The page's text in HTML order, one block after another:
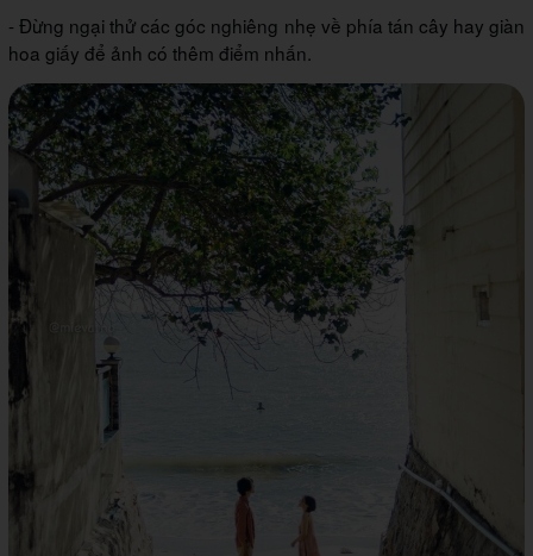
- Đừng ngại thử các góc nghiêng nhẹ về phía tán cây hay giàn
hoa giấy để ảnh có thêm điểm nhấn.